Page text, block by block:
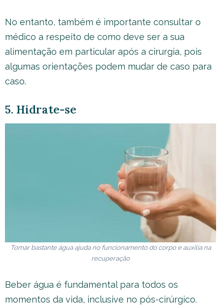
No entanto, também é importante consultar o
médico a respeito de como deve ser a sua
alimentação em particular após a cirurgia, pois
algumas orientações podem mudar de caso para
caso.
5. Hidrate-se
Tomar bastante água ajuda no funcionamento do corpo e auxilia na
recuperação
Beber água é fundamental para todos os
momentos da vida, inclusive no pós-cirúrgico.